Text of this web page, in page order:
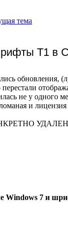
тема
T1 в
обновления,
не у одного
и
Windows 7 и